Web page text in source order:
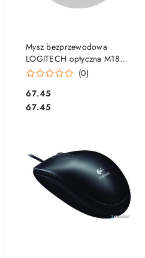
Mysz bezprzewodowa
LOGITECH optyczna M185
czarno-niebieska 910-
(0)
Cena:
67.45
Cena:
67.45
DO KOSZYKA